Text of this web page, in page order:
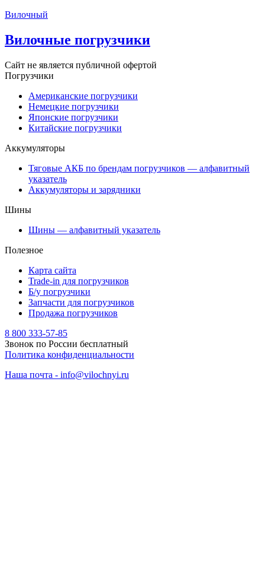
Вилочный
Вилочные погрузчики
Сайт не является публичной офертой
Погрузчики
Американские погрузчики
Немецкие погрузчики
Японские погрузчики
Китайские погрузчики
Аккумуляторы
Тяговые АКБ по брендам погрузчиков — алфавитный
указатель
Аккумуляторы и зарядники
Шины
Шины — алфавитный указатель
Полезное
Карта сайта
Trade-in для погрузчиков
Б/у погрузчики
Запчасти для погрузчиков
Продажа погрузчиков
8 800 333-57-85
Звонок по России бесплатный
Политика конфиденциальности
Наша почта - info@vilochnyi.ru